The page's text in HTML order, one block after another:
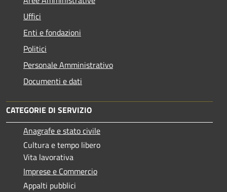
Uffici
Enti e fondazioni
Politici
Personale Amministrativo
Documenti e dati
CATEGORIE DI SERVIZIO
Anagrafe e stato civile
Cultura e tempo libero
Vita lavorativa
Imprese e Commercio
Appalti pubblici